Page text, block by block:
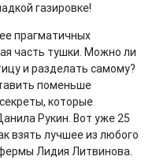
газировке!
прагматичных
часть тушки. Можно ли
и разделать самому?
поменьше
которые
Рукин. Вот уже 25
взять лучшее из любого
Лидия Литвинова.